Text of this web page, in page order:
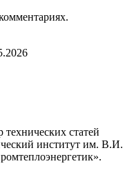
статей
институт им. В.И.